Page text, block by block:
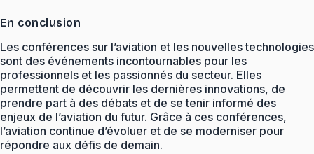
En conclusion
Les conférences sur l’aviation et les nouvelles technologies
sont des événements incontournables pour les
professionnels et les passionnés du secteur. Elles
permettent de découvrir les dernières innovations, de
prendre part à des débats et de se tenir informé des
enjeux de l’aviation du futur. Grâce à ces conférences,
l’aviation continue d’évoluer et de se moderniser pour
répondre aux défis de demain.